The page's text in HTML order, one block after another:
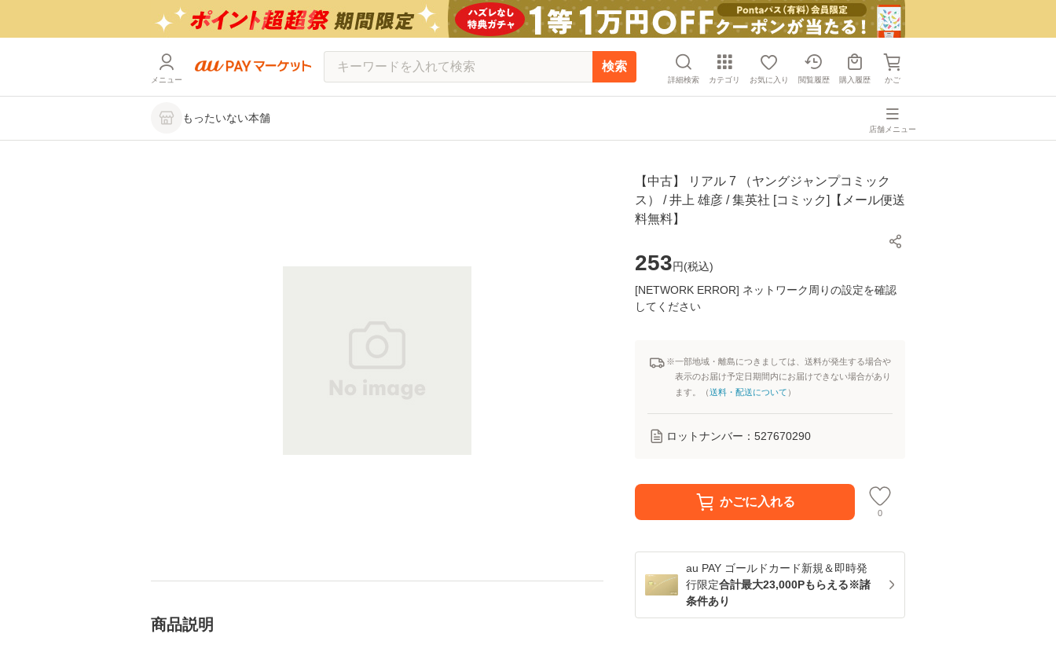
メニュー
検索
詳細検索 カテゴリ お気に入り 閲覧履歴 購入履歴 かご
もったいない本舗
店舗メニュー
【中古】 リアル 7 （ヤングジャンプコミック
ス） / 井上 雄彦 / 集英社 [コミック]【メール便送
料無料】
253円(税込)
[NETWORK ERROR] ネットワーク周りの設定を確認
してください
※一部地域・離島につきましては、送料が発生する場合や
表示のお届け予定日期間内にお届けできない場合があり
ます。（送料・配送について ）
ロットナンバー： 527670290
かごに入れる
0
au PAY ゴールドカード新規＆即時発
行限定合計最大23,000Pもらえる※諸
条件あり
商品説明